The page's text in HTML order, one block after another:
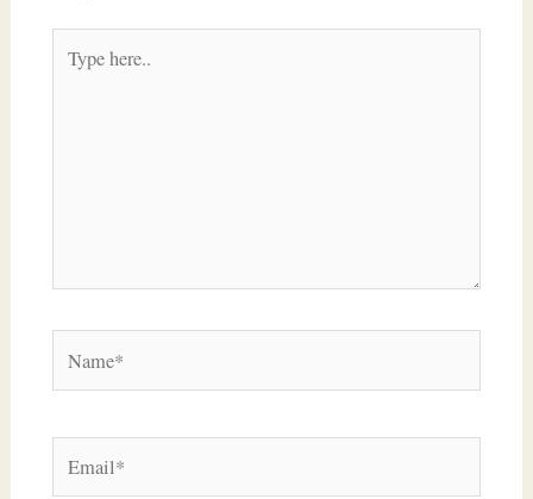
here..